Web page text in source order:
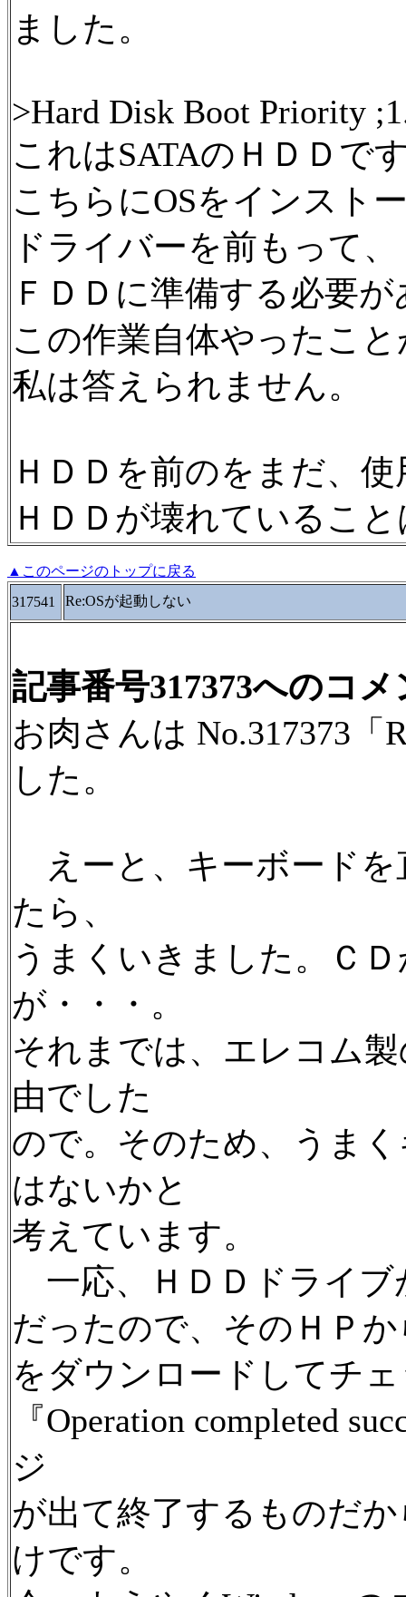
ました。
>Hard Disk Boot Priority
これはSATAのＨＤＤで
こちらにOSをインスト
ドライバーを前もって、
ＦＤＤに準備する必要
この作業自体やったこ
私は答えられません。
ＨＤＤを前のをまだ、
ＨＤＤが壊れているこ
▲このページのトップに戻る
317541
Re:OSが起動しない
記事番号317373へのコメ
お肉さんは No.317373
した。
えーと、キーボードを
たら、
うまくいきました。Ｃ
が・・・。
それまでは、エレコム
由でした
ので。そのため、うま
はないかと
考えています。
一応、ＨＤＤドライブ
だったので、そのＨＰか
をダウンロードしてチ
『Operation completed
ジ
が出て終了するものだ
けです。